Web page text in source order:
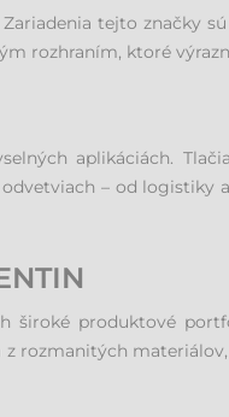
tejto značky
rozhraním, ktoré
aplikáciách.
– od logistiky
široké produktové